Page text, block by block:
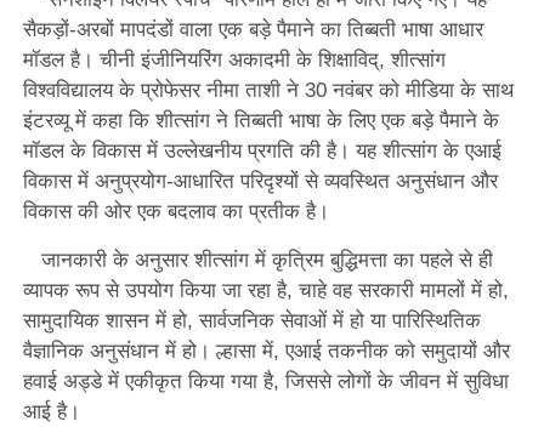
सैकड़ों-अरबों मापदंडों वाला एक बड़े पैमाने का तिब्बती भाषा आधार
मॉडल है। चीनी इंजीनियरिंग अकादमी के शिक्षाविद्, शीत्सांग
विश्वविद्यालय के प्रोफेसर नीमा ताशी ने 30 नवंबर को मीडिया के साथ
इंटरव्यू में कहा कि शीत्सांग ने तिब्बती भाषा के लिए एक बड़े पैमाने के
मॉडल के विकास में उल्लेखनीय प्रगति की है। यह शीत्सांग के एआई
विकास में अनुप्रयोग-आधारित परिदृश्यों से व्यवस्थित अनुसंधान और
विकास की ओर एक बदलाव का प्रतीक है।
जानकारी के अनुसार शीत्सांग में कृत्रिम बुद्धिमत्ता का पहले से ही
व्यापक रूप से उपयोग किया जा रहा है, चाहे वह सरकारी मामलों में हो,
सामुदायिक शासन में हो, सार्वजनिक सेवाओं में हो या पारिस्थितिक
वैज्ञानिक अनुसंधान में हो। ल्हासा में, एआई तकनीक को समुदायों और
हवाई अड्डे में एकीकृत किया गया है, जिससे लोगों के जीवन में सुविधा
आई है।